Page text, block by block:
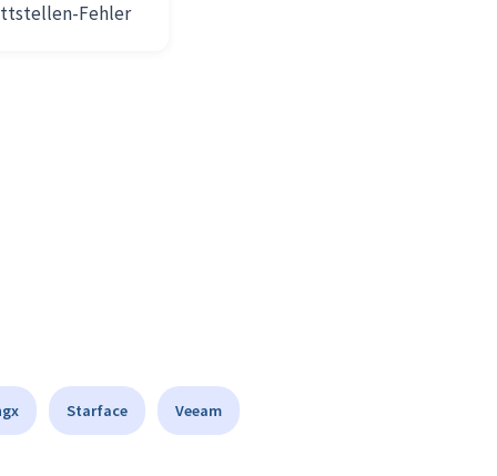
Fehler
Starface Veeam